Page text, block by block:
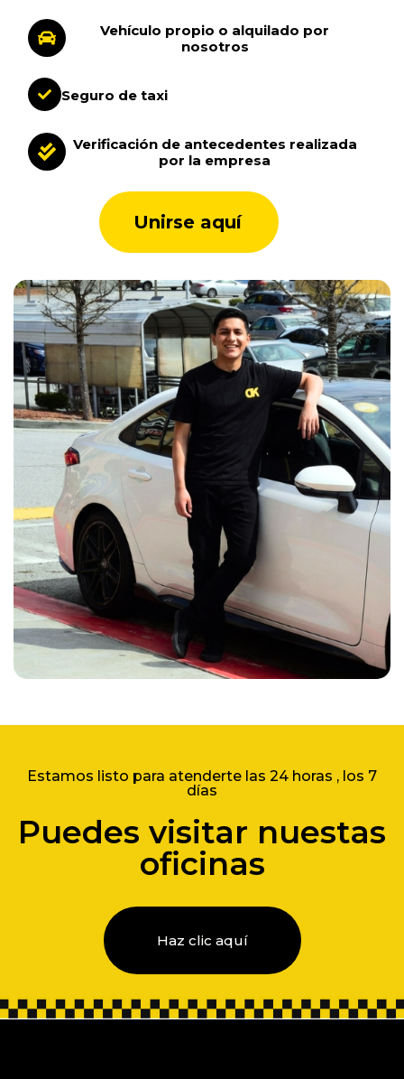
Vehículo propio o alquilado por
nosotros
Seguro de taxi
Verificación de antecedentes realizada
por la empresa
Unirse aquí
Estamos listo para atenderte las 24 horas , los 7
días
Puedes visitar nuestas
oficinas
Haz clic aquí